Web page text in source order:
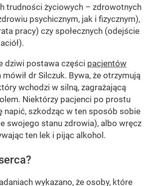
trudności życiowych – zdrowotnych
psychicznym, jak i fizycznym),
pracy) czy społecznych (odejście
dziwi postawa części pacjentów
mówił dr Silczuk. Bywa, że otrzymują
wchodzi w silną, zagrażającą
Niektórzy pacjenci po prostu
napić, szkodząc w ten sposób sobie
swojego stanu zdrowia), albo wręcz
ten lek i pijąc alkohol.
wykazano, że osoby, które